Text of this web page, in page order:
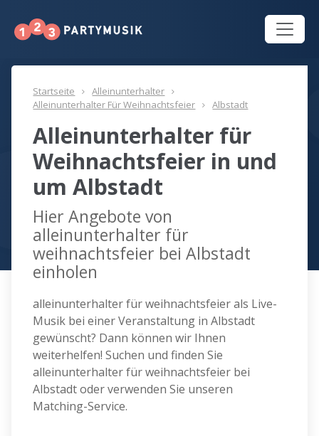
Startseite
Alleinunterhalter
Alleinunterhalter Für Weihnachtsfeier
Albstadt
Alleinunterhalter für
Weihnachtsfeier in und
um Albstadt
Hier Angebote von
alleinunterhalter für
weihnachtsfeier bei Albstadt
einholen
alleinunterhalter für weihnachtsfeier als Live-
Musik bei einer Veranstaltung in Albstadt
gewünscht? Dann können wir Ihnen
weiterhelfen! Suchen und finden Sie
alleinunterhalter für weihnachtsfeier bei
Albstadt oder verwenden Sie unseren
Matching-Service.